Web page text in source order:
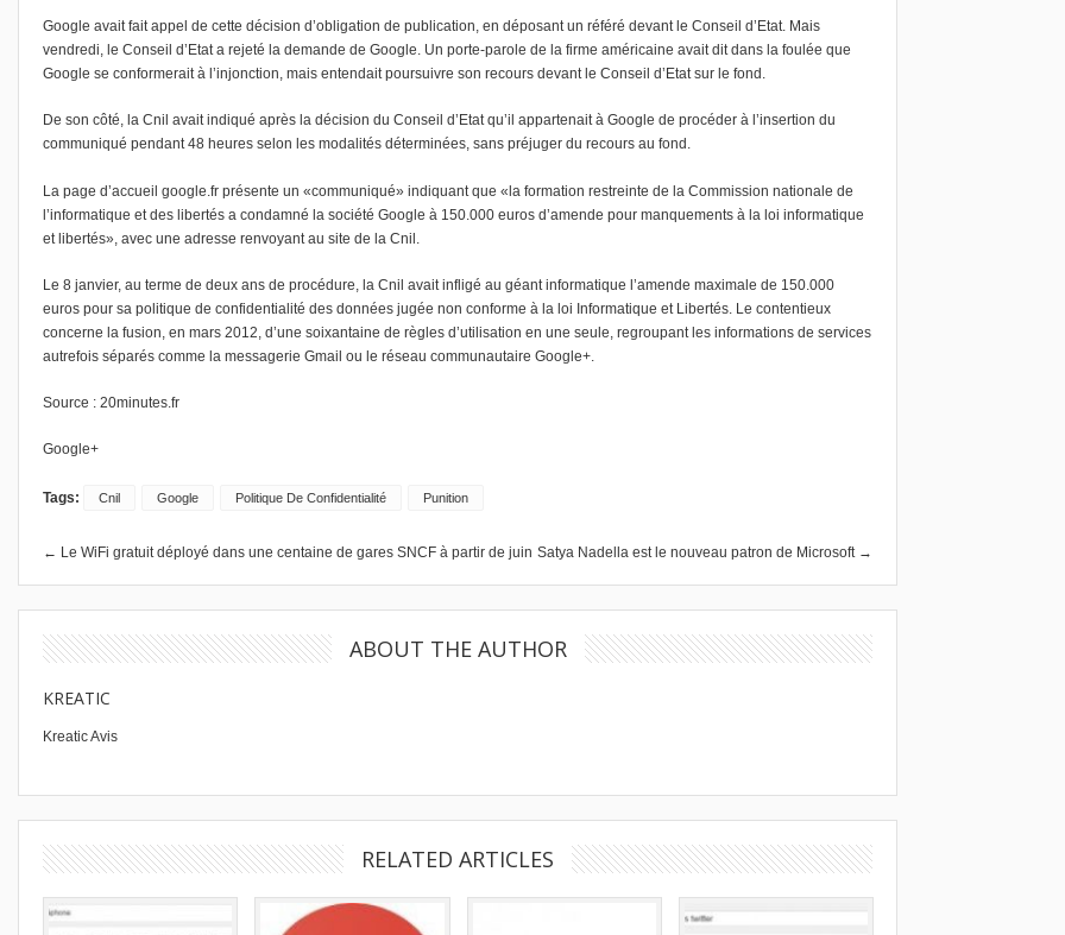
Google avait fait appel de cette décision d’obligation de publication, en déposant un référé devant le Conseil d’Etat. Mais
vendredi, le Conseil d’Etat a rejeté la demande de Google. Un porte-parole de la firme américaine avait dit dans la foulée que
Google se conformerait à l’injonction, mais entendait poursuivre son recours devant le Conseil d’Etat sur le fond.
De son côté, la Cnil avait indiqué après la décision du Conseil d’Etat qu’il appartenait à Google de procéder à l’insertion du
communiqué pendant 48 heures selon les modalités déterminées, sans préjuger du recours au fond.
La page d’accueil google.fr présente un «communiqué» indiquant que «la formation restreinte de la Commission nationale de
l’informatique et des libertés a condamné la société Google à 150.000 euros d’amende pour manquements à la loi informatique
et libertés», avec une adresse renvoyant au site de la Cnil.
Le 8 janvier, au terme de deux ans de procédure, la Cnil avait infligé au géant informatique l’amende maximale de 150.000
euros pour sa politique de confidentialité des données jugée non conforme à la loi Informatique et Libertés. Le contentieux
concerne la fusion, en mars 2012, d’une soixantaine de règles d’utilisation en une seule, regroupant les informations de services
autrefois séparés comme la messagerie Gmail ou le réseau communautaire Google+.
Source : 20minutes.fr
Google+
Tags: Cnil Google Politique De Confidentialité Punition
← Le WiFi gratuit déployé dans une centaine de gares SNCF à partir de juin Satya Nadella est le nouveau patron de Microsoft →
ABOUT THE AUTHOR
KREATIC
Kreatic Avis
RELATED ARTICLES